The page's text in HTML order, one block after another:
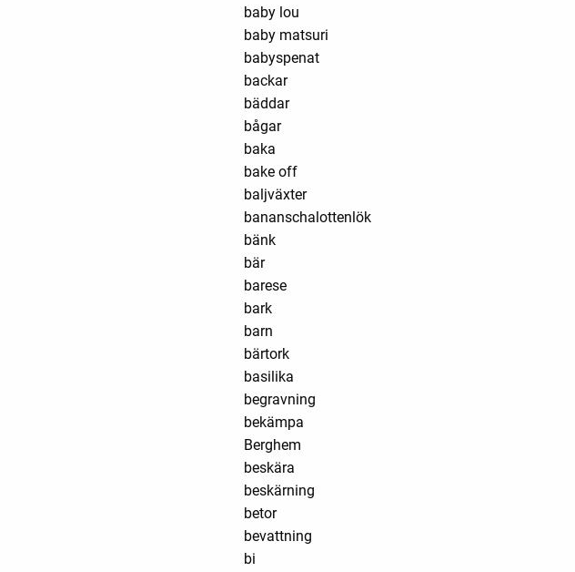
baby lou
baby matsuri
babyspenat
backar
bäddar
bågar
baka
bake off
baljväxter
bananschalottenlök
bänk
bär
barese
bark
barn
bärtork
basilika
begravning
bekämpa
Berghem
beskära
beskärning
betor
bevattning
bi